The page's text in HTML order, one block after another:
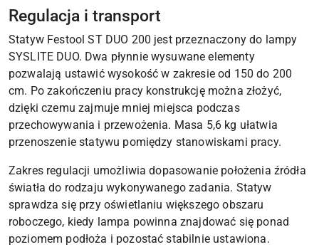
Regulacja i transport
Statyw Festool ST DUO 200 jest przeznaczony do lampy
SYSLITE DUO. Dwa płynnie wysuwane elementy
pozwalają ustawić wysokość w zakresie od 150 do 200
cm. Po zakończeniu pracy konstrukcję można złożyć,
dzięki czemu zajmuje mniej miejsca podczas
przechowywania i przewożenia. Masa 5,6 kg ułatwia
przenoszenie statywu pomiędzy stanowiskami pracy.
Zakres regulacji umożliwia dopasowanie położenia źródła
światła do rodzaju wykonywanego zadania. Statyw
sprawdza się przy oświetlaniu większego obszaru
roboczego, kiedy lampa powinna znajdować się ponad
poziomem podłoża i pozostać stabilnie ustawiona.